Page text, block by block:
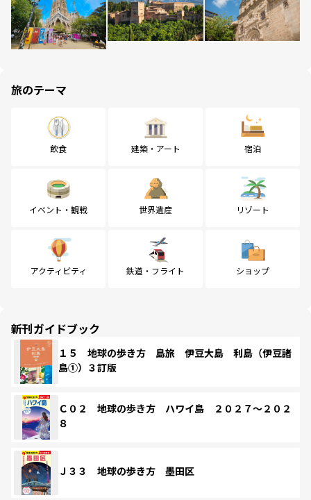
旅のテーマ
飲食 建築・アート 宿泊
イベント・観戦 世界遺産 リゾート
アクティビティ 鉄道・フライト ショップ
新刊ガイドブック
１５ 地球の歩き方 島旅 伊豆大島 利島（伊豆諸
島①）３訂版
Ｃ０２ 地球の歩き方 ハワイ島 ２０２７～２０２
８
Ｊ３３ 地球の歩き方 墨田区